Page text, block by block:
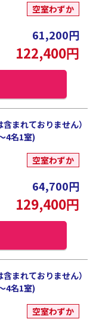
空室わずか
61,200円
122,400円
まれておりません）
4名1室)
空室わずか
64,700円
129,400円
まれておりません）
4名1室)
空室わずか